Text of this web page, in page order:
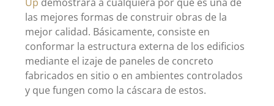
las mejores formas de construir obras de la
mejor calidad. Básicamente, consiste en
conformar la estructura externa de los edificios
mediante el izaje de paneles de concreto
fabricados en sitio o en ambientes controlados
y que fungen como la cáscara de estos.